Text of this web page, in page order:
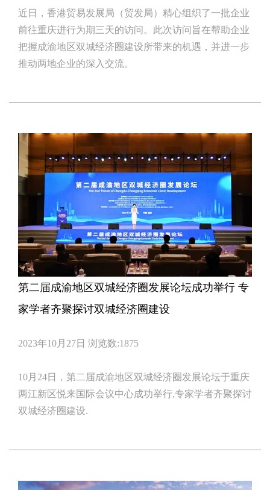
近日，香港贸易发展局（贸发局）精心组织了一批企业
前往重庆进行为期三天的访问。此次访问旨在帮助企业
把握成渝地区双城经济圈建设所带来的机遇，并进一步
推动两地企业的深入交流。
第二届成渝地区双城经济圈发展论坛成功举行 专
家学者齐聚探讨双城经济圈建设
2023年10月27日 浏览数:1875
10月24日，第二届成渝地区双城经济圈发展论坛于重庆
两江新区悦来国际会议中心成功举行,专家学者齐聚探讨
双城经济圈建设.